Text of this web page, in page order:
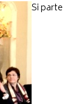
Si parte